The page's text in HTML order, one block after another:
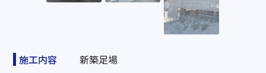
施工内容
新築足場